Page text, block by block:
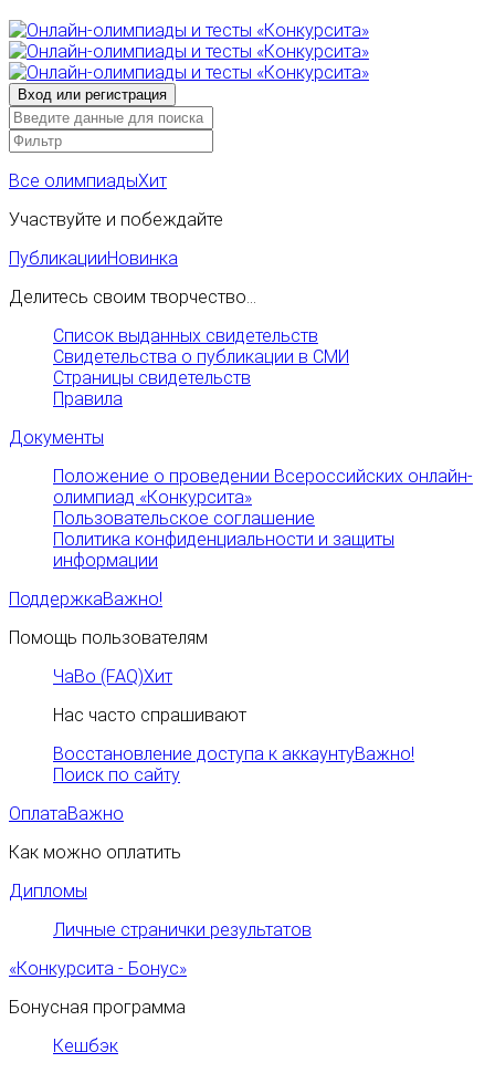
Все олимпиадыХит
Участвуйте и побеждайте
ПубликацииНовинка
Делитесь своим творчество...
Список выданных свидетельств
Свидетельства о публикации в СМИ
Страницы свидетельств
Правила
Документы
Положение о проведении Всероссийских онлайн-
олимпиад «Конкурсита»
Пользовательское соглашение
Политика конфиденциальности и защиты
информации
ПоддержкаВажно!
Помощь пользователям
ЧаВо (FAQ)Хит
Нас часто спрашивают
Восстановление доступа к аккаунтуВажно!
Поиск по сайту
ОплатаВажно
Как можно оплатить
Дипломы
Личные странички результатов
«Конкурсита - Бонус»
Бонусная программа
Кешбэк